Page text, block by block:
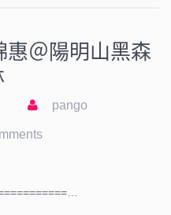
＠陽明山黑森
pango